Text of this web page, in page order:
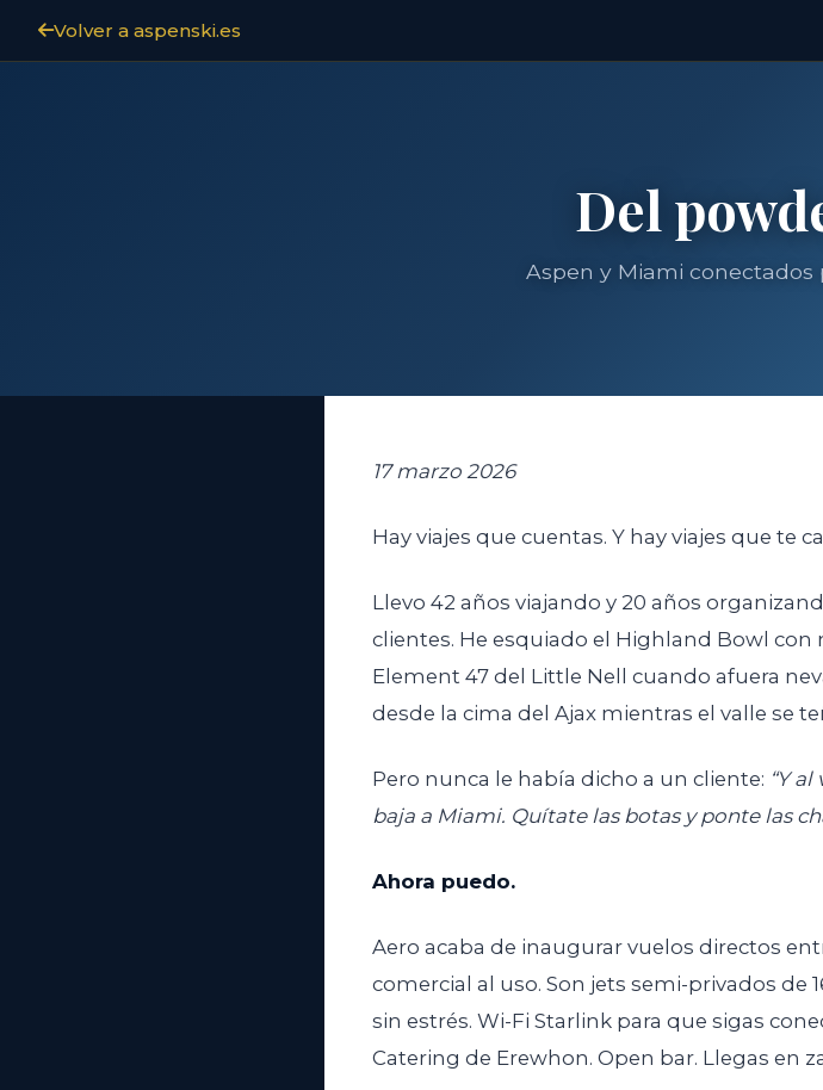
Volver a aspenski.es
Del
Aspen y Miami conectados
17 marzo 2026
Hay viajes que cuentas. Y hay viajes que te
Llevo 42 años viajando y 20 años
clientes. He esquiado el Highland Bowl con
Element 47 del Little Nell cuando afuera
desde la cima del Ajax mientras el valle se
Pero nunca le había dicho a un cliente: “Y
baja a Miami. Quítate las botas y ponte las
Ahora puedo.
Aero acaba de inaugurar vuelos directos
comercial al uso. Son jets semi-privados de
sin estrés. Wi-Fi Starlink para que sigas
Catering de Erewhon. Open bar. Llegas en